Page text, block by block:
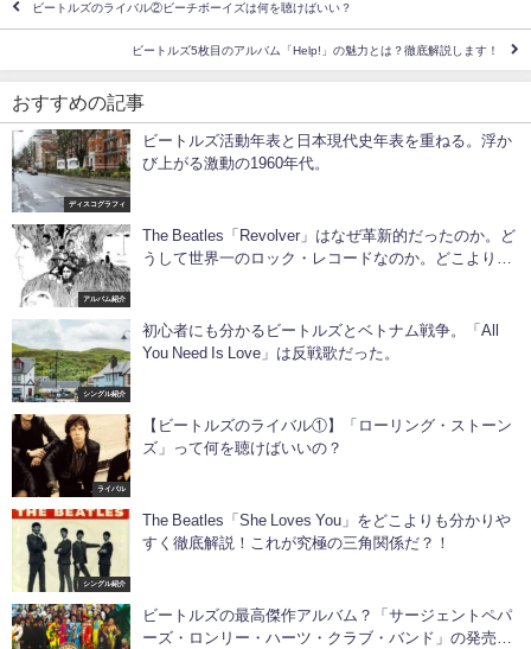
ビートルズのライバル②ビーチボーイズは何を聴けばいい？
ビートルズ5枚目のアルバム「Help!」の魅力とは？徹底解説します！
おすすめの記事
ディスコグラフィ
ビートルズ活動年表と日本現代史年表を重ねる。浮か
び上がる激動の1960年代。
アルバム紹介
The Beatles「Revolver」はなぜ革新的だったのか。ど
うして世界一のロック・レコードなのか。どこよりも
シングル紹介
初心者にも分かるビートルズとベトナム戦争。「All
You Need Is Love」は反戦歌だった。
ライバル
【ビートルズのライバル①】「ローリング・ストーン
ズ」って何を聴けばいいの？
シングル紹介
The Beatles「She Loves You」をどこよりも分かりや
すく徹底解説！これが究極の三角関係だ？！
ビートルズの最高傑作アルバム？「サージェントペパ
ーズ・ロンリー・ハーツ・クラブ・バンド」の発売日